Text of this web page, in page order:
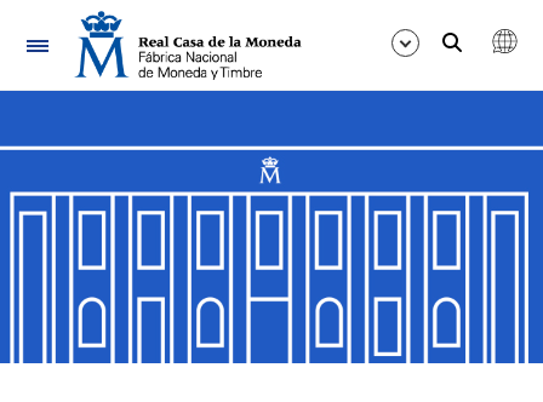
Navegación
Mostrar/Ocultar
Mostrar/Ocultar
Mostrar/Ocultar